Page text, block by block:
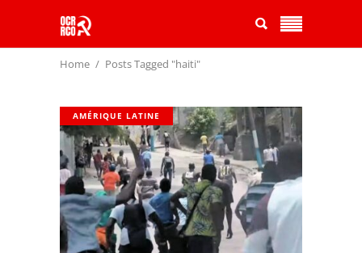
Home Posts Tagged "haiti"
AMÉRIQUE LATINE